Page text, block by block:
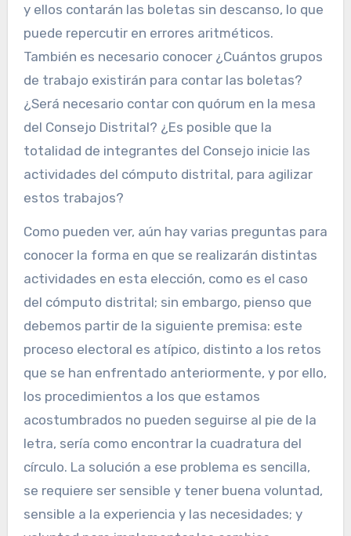
y ellos contarán las boletas sin descanso, lo que
puede repercutir en errores aritméticos.
También es necesario conocer ¿Cuántos grupos
de trabajo existirán para contar las boletas?
¿Será necesario contar con quórum en la mesa
del Consejo Distrital? ¿Es posible que la
totalidad de integrantes del Consejo inicie las
actividades del cómputo distrital, para agilizar
estos trabajos?
Como pueden ver, aún hay varias preguntas para
conocer la forma en que se realizarán distintas
actividades en esta elección, como es el caso
del cómputo distrital; sin embargo, pienso que
debemos partir de la siguiente premisa: este
proceso electoral es atípico, distinto a los retos
que se han enfrentado anteriormente, y por ello,
los procedimientos a los que estamos
acostumbrados no pueden seguirse al pie de la
letra, sería como encontrar la cuadratura del
círculo. La solución a ese problema es sencilla,
se requiere ser sensible y tener buena voluntad,
sensible a la experiencia y las necesidades; y